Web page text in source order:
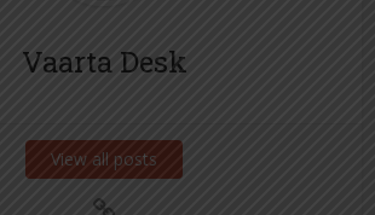
Vaarta Desk
View all posts